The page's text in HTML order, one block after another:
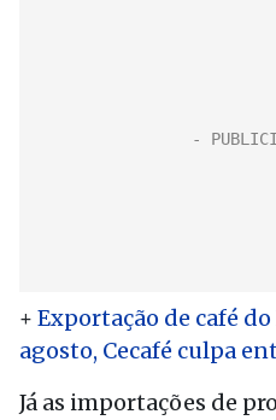
+ Exportação de café
agosto, Cecafé culpa
Já as importações de